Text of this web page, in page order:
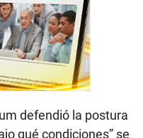
defendió la postura
qué condiciones” se